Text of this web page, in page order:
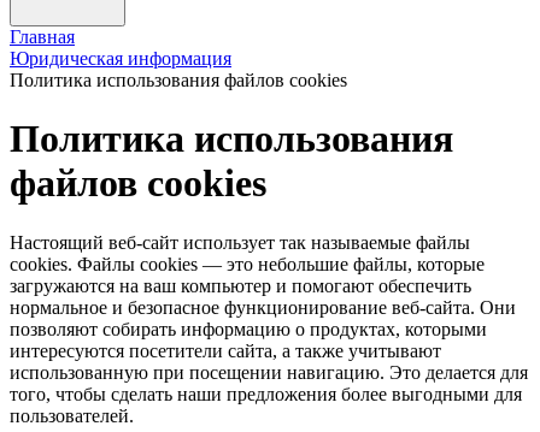
Главная
Юридическая информация
Политика использования файлов cookies
Политика использования
файлов cookies
Настоящий веб-сайт использует так называемые файлы
сookies. Файлы cookies — это небольшие файлы, которые
загружаются на ваш компьютер и помогают обеспечить
нормальное и безопасное функционирование веб-сайта. Они
позволяют собирать информацию о продуктах, которыми
интересуются посетители сайта, а также учитывают
использованную при посещении навигацию. Это делается для
того, чтобы сделать наши предложения более выгодными для
пользователей.